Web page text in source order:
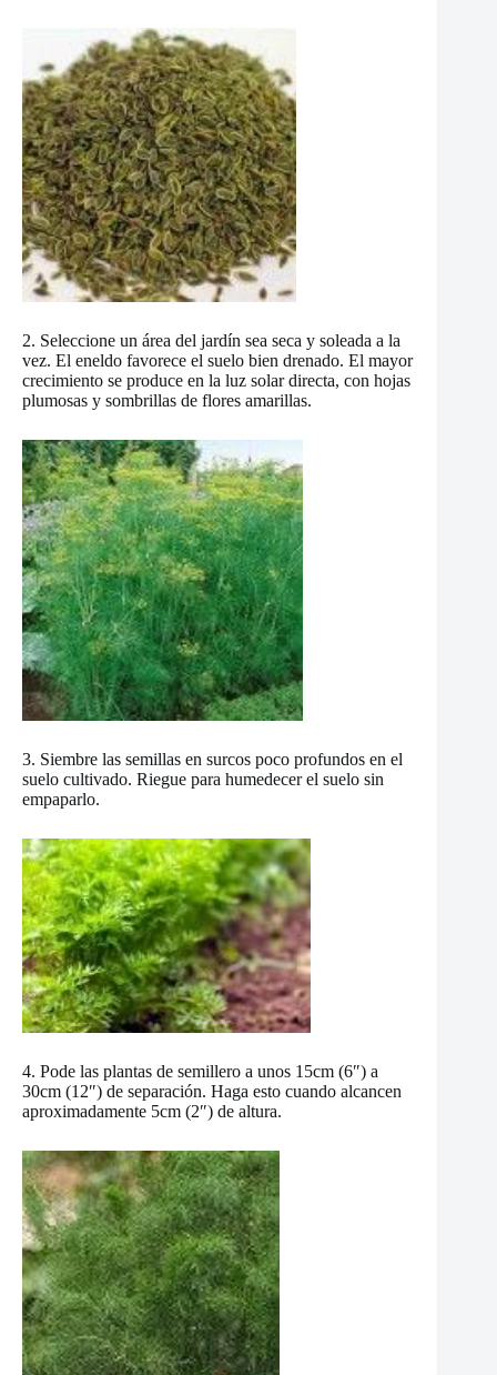
2. Seleccione un área del jardín sea seca y soleada a la
vez. El eneldo favorece el suelo bien drenado. El mayor
crecimiento se produce en la luz solar directa, con hojas
plumosas y sombrillas de flores amarillas.
3. Siembre las semillas en surcos poco profundos en el
suelo cultivado. Riegue para humedecer el suelo sin
empaparlo.
4. Pode las plantas de semillero a unos 15cm (6″) a
30cm (12″) de separación. Haga esto cuando alcancen
aproximadamente 5cm (2″) de altura.